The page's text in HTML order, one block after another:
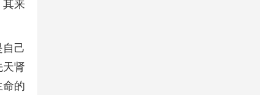
来
己
肾
的